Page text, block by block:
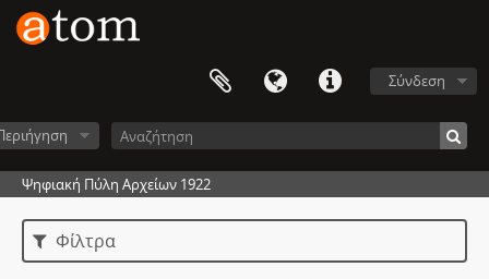
Σύνδεση
Ψηφιακή Πύλη Αρχείων 1922
Φίλτρα